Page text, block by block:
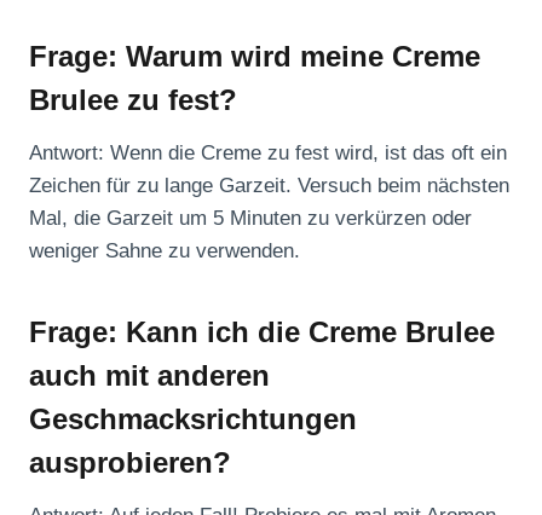
Frage: Warum wird meine Creme
Brulee zu fest?
Antwort: Wenn die Creme zu fest wird, ist das oft ein
Zeichen für zu lange Garzeit. Versuch beim nächsten
Mal, die Garzeit um 5 Minuten zu verkürzen oder
weniger Sahne zu verwenden.
Frage: Kann ich die Creme Brulee
auch mit anderen
Geschmacksrichtungen
ausprobieren?